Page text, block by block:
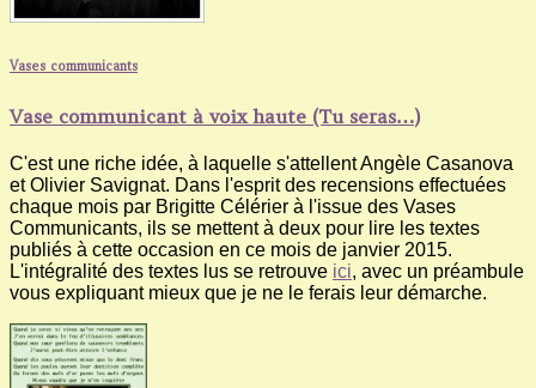
Vases communicants
Vase communicant à voix haute (Tu seras…)
C'est une riche idée, à laquelle s'attellent Angèle Casanova
et Olivier Savignat. Dans l'esprit des recensions effectuées
chaque mois par Brigitte Célérier à l'issue des Vases
Communicants, ils se mettent à deux pour lire les textes
publiés à cette occasion en ce mois de janvier 2015.
L'intégralité des textes lus se retrouve ici, avec un préambule
vous expliquant mieux que je ne le ferais leur démarche.